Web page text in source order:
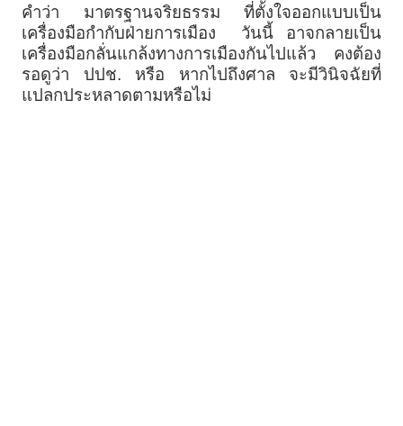
คำว่า มาตรฐานจริยธรรม ที่ตั้งใจออกแบบเป็น
เครื่องมือกำกับฝ่ายการเมือง วันนี้ อาจกลายเป็น
เครื่องมือกลั่นแกล้งทางการเมืองกันไปแล้ว คงต้อง
รอดูว่า ปปช. หรือ หากไปถึงศาล จะมีวินิจฉัยที่
แปลกประหลาดตามหรือไม่